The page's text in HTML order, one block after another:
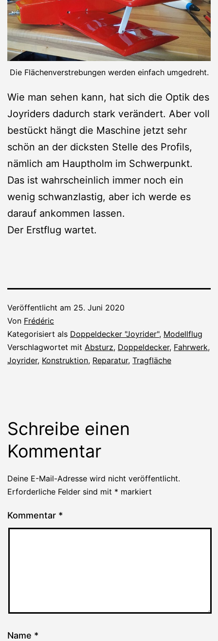
Die Flächenverstrebungen werden einfach umgedreht.
Wie man sehen kann, hat sich die Optik des
Joyriders dadurch stark verändert. Aber voll
bestückt hängt die Maschine jetzt sehr
schön an der dicksten Stelle des Profils,
nämlich am Hauptholm im Schwerpunkt.
Das ist wahrscheinlich immer noch ein
wenig schwanzlastig, aber ich werde es
darauf ankommen lassen.
Der Erstflug wartet.
Veröffentlicht am 25. Juni 2020
Von Frédéric
Kategorisiert als Doppeldecker "Joyrider", Modellflug
Verschlagwortet mit Absturz, Doppeldecker, Fahrwerk,
Joyrider, Konstruktion, Reparatur, Tragfläche
Schreibe einen
Kommentar
Deine E-Mail-Adresse wird nicht veröffentlicht.
Erforderliche Felder sind mit * markiert
Kommentar *
Name *